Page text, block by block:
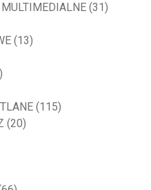
(31)
(13)
(115)
(20)